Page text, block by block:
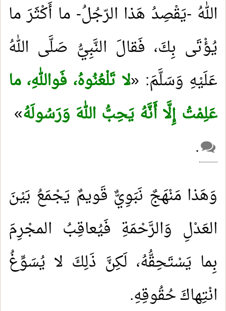
اللهُ -يَقْصِدُ هَذا الرّجُلُ- ما أَكْثَرَ ما
يُؤْتَى بِكَ، فَقالَ النَّبِيُّ صَلَّى اللهُ
عَلَيْهِ وَسَلَّمَ: «لا تَلْعُنُوهُ، فَواللهِ، ما
عَلِمْتُ إِلَّا أَنَّهُ يَحِبُّ اللهَ وَرَسُولَهُ»
.
وَهَذا مَنْهَجٌ نَبَوِيٌّ قَويمٌ يَجْمَعُ بَيْنَ
العَدْلِ وَالرَّحْمَةِ فَيُعاقِبُ المجْرِمَ
بِما يَسْتَحِقُّهُ، لَكِنَّ ذَلِكَ لا يُسَوِّغُ
انْتِهاكَ حُقُوقِهِ.